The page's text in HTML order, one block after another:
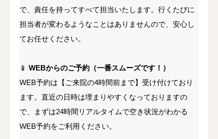
で、責任を持ってすべて担当いたします。行くたびに
担当者が変わるようなことはありませんので、安心し
てお任せください。
📱 WEBからのご予約（一番スムーズです！）
WEB予約は【ご来院の4時間前まで】受け付けており
ます。直近の日時は埋まりやすくなっておりますの
で、まずは24時間リアルタイムで空き状況がわかる
WEB予約をご利用ください。